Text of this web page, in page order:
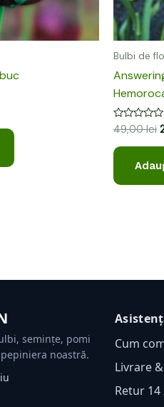
Bulbi de
Evaluat
0
din
49,00lei
semințe, pomi
noastră.
Cum
Livrare
Retur 14